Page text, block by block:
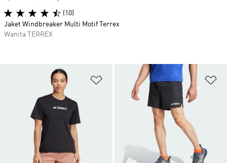
Tambahkan ke Wishlist
(10)
Jaket Windbreaker Multi Motif Terrex
Wanita TERREX